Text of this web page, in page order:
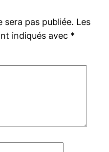
sera pas publiée. Les
indiqués avec *